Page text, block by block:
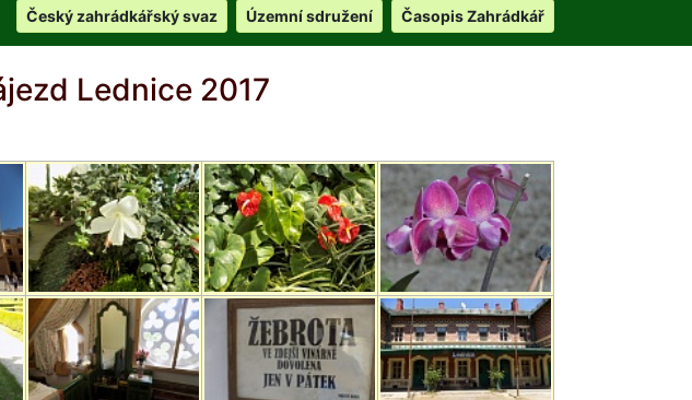
Český zahrádkářský svaz Územní sdružení Časopis Zahrádkář
Lednice 2017